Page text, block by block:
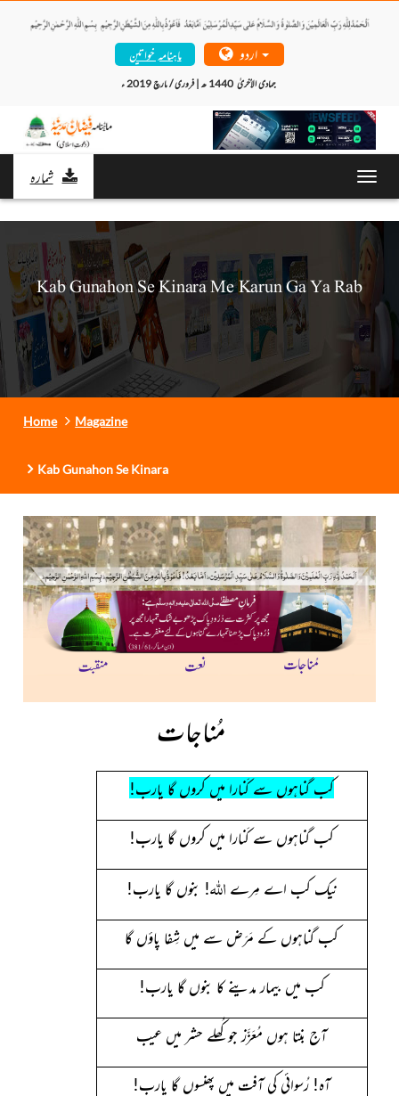
ماہنامہ خواتین
شمارہ
Kab Gunahon Se Kinara Me Karun Ga Ya Rab
Home Magazine
Kab Gunahon Se Kinara
مُناجات
کب گناہوں سے کَنارا میں کروں گا یارب!
کب گناہوں سے کَنارا میں کروں گا یارب!
نیک کب اے مِرے اللہ! بنوں گا یارب!
کب گناہوں کے مَرَض سے میں شِفا پاؤں گا
کب میں بیمار مدینے کا بنوں گا یارب!
آج بنتا ہوں مُعَزَّز جو کُھلے حشر میں عیب
آہ! رُسوائی کی آفت میں پھنسوں گا یارب!